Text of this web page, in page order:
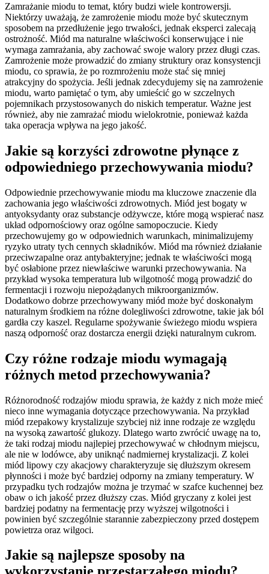
Zamrażanie miodu to temat, który budzi wiele kontrowersji.
Niektórzy uważają, że zamrożenie miodu może być skutecznym
sposobem na przedłużenie jego trwałości, jednak eksperci zalecają
ostrożność. Miód ma naturalne właściwości konserwujące i nie
wymaga zamrażania, aby zachować swoje walory przez długi czas.
Zamrożenie może prowadzić do zmiany struktury oraz konsystencji
miodu, co sprawia, że po rozmrożeniu może stać się mniej
atrakcyjny do spożycia. Jeśli jednak zdecydujemy się na zamrożenie
miodu, warto pamiętać o tym, aby umieścić go w szczelnych
pojemnikach przystosowanych do niskich temperatur. Ważne jest
również, aby nie zamrażać miodu wielokrotnie, ponieważ każda
taka operacja wpływa na jego jakość.
Jakie są korzyści zdrowotne płynące z
odpowiedniego przechowywania miodu?
Odpowiednie przechowywanie miodu ma kluczowe znaczenie dla
zachowania jego właściwości zdrowotnych. Miód jest bogaty w
antyoksydanty oraz substancje odżywcze, które mogą wspierać nasz
układ odpornościowy oraz ogólne samopoczucie. Kiedy
przechowujemy go w odpowiednich warunkach, minimalizujemy
ryzyko utraty tych cennych składników. Miód ma również działanie
przeciwzapalne oraz antybakteryjne; jednak te właściwości mogą
być osłabione przez niewłaściwe warunki przechowywania. Na
przykład wysoka temperatura lub wilgotność mogą prowadzić do
fermentacji i rozwoju niepożądanych mikroorganizmów.
Dodatkowo dobrze przechowywany miód może być doskonałym
naturalnym środkiem na różne dolegliwości zdrowotne, takie jak ból
gardła czy kaszel. Regularne spożywanie świeżego miodu wspiera
naszą odporność oraz dostarcza energii dzięki naturalnym cukrom.
Czy różne rodzaje miodu wymagają
różnych metod przechowywania?
Różnorodność rodzajów miodu sprawia, że każdy z nich może mieć
nieco inne wymagania dotyczące przechowywania. Na przykład
miód rzepakowy krystalizuje szybciej niż inne rodzaje ze względu
na wysoką zawartość glukozy. Dlatego warto zwrócić uwagę na to,
że taki rodzaj miodu najlepiej przechowywać w chłodnym miejscu,
ale nie w lodówce, aby uniknąć nadmiernej krystalizacji. Z kolei
miód lipowy czy akacjowy charakteryzuje się dłuższym okresem
płynności i może być bardziej odporny na zmiany temperatury. W
przypadku tych rodzajów można je trzymać w szafce kuchennej bez
obaw o ich jakość przez dłuższy czas. Miód gryczany z kolei jest
bardziej podatny na fermentację przy wyższej wilgotności i
powinien być szczególnie starannie zabezpieczony przed dostępem
powietrza oraz wilgoci.
Jakie są najlepsze sposoby na